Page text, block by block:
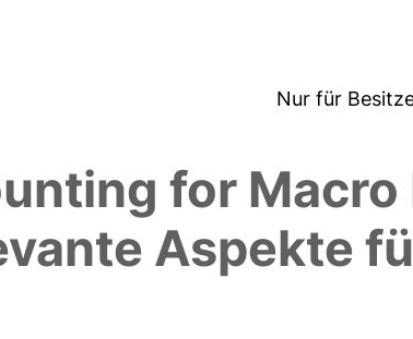
Nur für
for Macro
Aspekte